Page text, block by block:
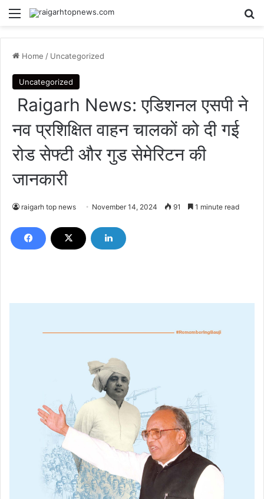
Menu
Home / Uncategorized
Uncategorized
Raigarh News: एडिशनल एसपी ने
नव प्रशिक्षित वाहन चालकों को दी गई
रोड सेफ्टी और गुड सेमेरिटन की
जानकारी
raigarh top news November 14, 2024 91 1 minute read